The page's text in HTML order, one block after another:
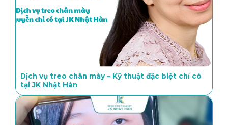
Dịch vụ treo chân mày – Kỹ thuật đặc biệt chỉ có
tại JK Nhật Hàn